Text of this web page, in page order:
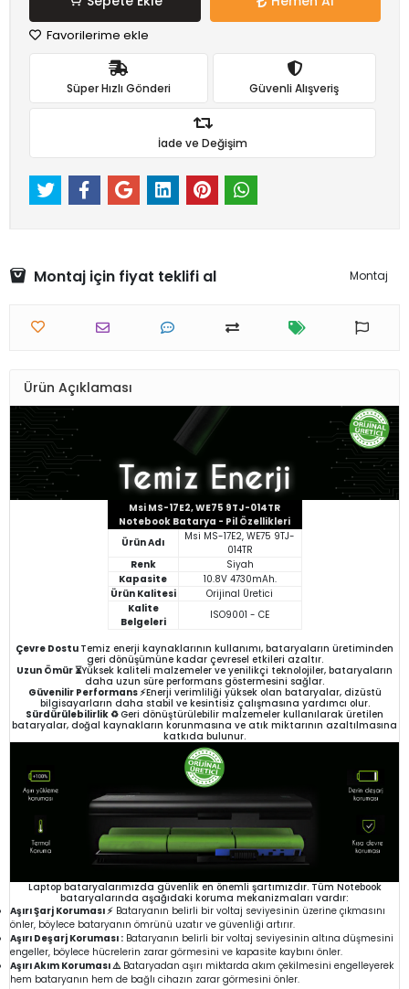
Favorilerime ekle
Süper Hızlı Gönderi Güvenli Alışveriş
İade ve Değişim
Montaj için fiyat teklifi al Montaj
Ürün Açıklaması
Msi MS-17E2, WE75 9TJ-014TR
Notebook Batarya - Pil Özellikleri
Ürün Adı
Msi MS-17E2, WE75 9TJ-
014TR
Renk
Siyah
Kapasite
10.8V 4730mAh.
Ürün Kalitesi
Orijinal Üretici
Kalite
Belgeleri
ISO9001 - CE
Çevre Dostu Temiz enerji kaynaklarının kullanımı, bataryaların üretiminden
geri dönüşümüne kadar çevresel etkileri azaltır.
Uzun Ömür ⏳Yüksek kaliteli malzemeler ve yenilikçi teknolojiler, bataryaların
daha uzun süre performans göstermesini sağlar.
Güvenilir Performans ⚡Enerji verimliliği yüksek olan bataryalar, dizüstü
bilgisayarların daha stabil ve kesintisiz çalışmasına yardımcı olur.
Sürdürülebilirlik ♻️Geri dönüştürülebilir malzemeler kullanılarak üretilen
bataryalar, doğal kaynakların korunmasına ve atık miktarının azaltılmasına
katkıda bulunur.
Laptop bataryalarımızda güvenlik en önemli şartımızdır. Tüm Notebook
bataryalarında aşağıdaki koruma mekanizmaları vardır:
Aşırı Şarj Koruması ⚡ Bataryanın belirli bir voltaj seviyesinin üzerine çıkmasını
önler, böylece bataryanın ömrünü uzatır ve güvenliği artırır.
Aşırı Deşarj Koruması : Bataryanın belirli bir voltaj seviyesinin altına düşmesini
engeller, böylece hücrelerin zarar görmesini ve kapasite kaybını önler.
Aşırı Akım Koruması ⚠️Bataryadan aşırı miktarda akım çekilmesini engelleyerek
hem bataryanın hem de bağlı cihazın zarar görmesini önler.